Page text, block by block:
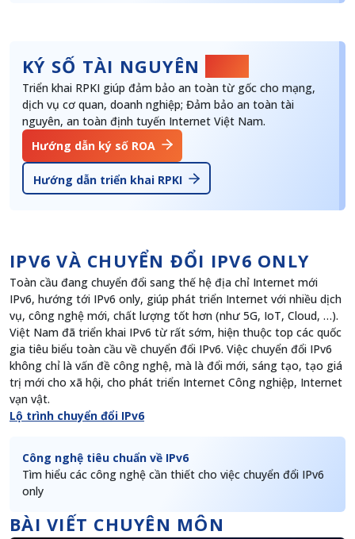
KÝ SỐ TÀI NGUYÊN
Triển khai RPKI giúp đảm bảo an toàn từ gốc cho mạng,
dịch vụ cơ quan, doanh nghiệp; Đảm bảo an toàn tài
nguyên, an toàn định tuyến Internet Việt Nam.
Hướng dẫn ký số ROA
Hướng dẫn triển khai RPKI
IPV6 VÀ CHUYỂN ĐỔI IPV6 ONLY
Toàn cầu đang chuyển đổi sang thế hệ địa chỉ Internet mới
IPv6, hướng tới IPv6 only, giúp phát triển Internet với nhiều dịch
vụ, công nghệ mới, chất lượng tốt hơn (như 5G, IoT, Cloud, …).
Việt Nam đã triển khai IPv6 từ rất sớm, hiện thuộc top các quốc
gia tiêu biểu toàn cầu về chuyển đổi IPv6. Việc chuyển đổi IPv6
không chỉ là vấn đề công nghệ, mà là đổi mới, sáng tạo, tạo giá
trị mới cho xã hội, cho phát triển Internet Công nghiệp, Internet
vạn vật.
Lộ trình chuyển đổi IPv6
Công nghệ tiêu chuẩn về IPv6
Tìm hiểu các công nghệ cần thiết cho việc chuyển đổi IPv6
only
BÀI VIẾT CHUYÊN MÔN